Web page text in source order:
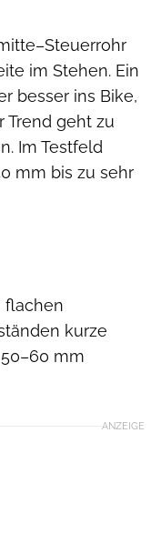
im Stehen. Ein
besser ins Bike,
Trend geht zu
Im Testfeld
mm bis zu sehr
flachen
kurze
mm
ANZEIGE